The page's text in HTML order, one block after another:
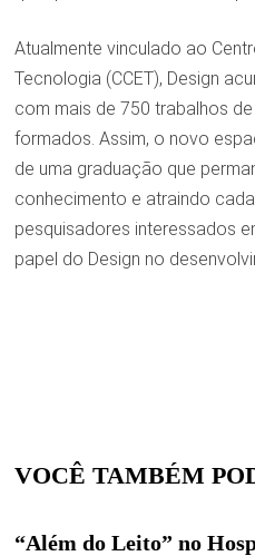
Atualmente vinculado ao
Tecnologia (CCET), Design
com mais de 750 trabalhos
formados. Assim, o novo
de uma graduação que
conhecimento e atraindo
pesquisadores interessados
papel do Design no
VOCÊ TAMBÉM
“Além do Leito” no